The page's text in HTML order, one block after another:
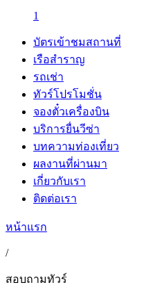
1
บัตรเข้าชมสถานที่
เรือสำราญ
รถเช่า
ทัวร์โปรโมชั่น
จองตั๋วเครื่องบิน
บริการยื่นวีซ่า
บทความท่องเที่ยว
ผลงานที่ผ่านมา
เกี่ยวกับเรา
ติดต่อเรา
หน้าแรก
/
สอบถามทัวร์